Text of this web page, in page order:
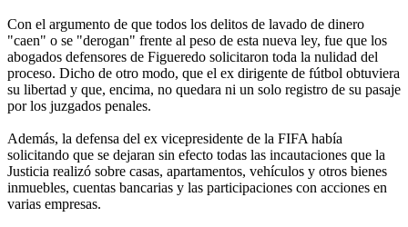
Con el argumento de que todos los delitos de lavado de dinero
"caen" o se "derogan" frente al peso de esta nueva ley, fue que los
abogados defensores de Figueredo solicitaron toda la nulidad del
proceso. Dicho de otro modo, que el ex dirigente de fútbol obtuviera
su libertad y que, encima, no quedara ni un solo registro de su pasaje
por los juzgados penales.
Además, la defensa del ex vicepresidente de la FIFA había
solicitando que se dejaran sin efecto todas las incautaciones que la
Justicia realizó sobre casas, apartamentos, vehículos y otros bienes
inmuebles, cuentas bancarias y las participaciones con acciones en
varias empresas.